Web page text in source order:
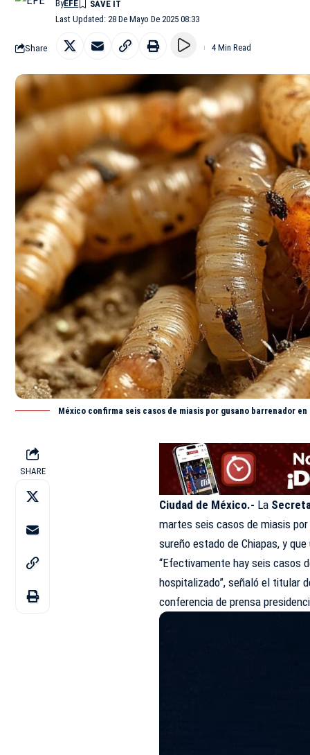
Last Updated: 28 De Mayo De 2025 08:33
ByEFE
Share 4 Min Read
México confirma seis casos de miasis por gusano barrenador en
SHARE
Ciudad de México.- La
martes seis casos de miasis
sureño estado de Chiapas, y
“Efectivamente hay seis casos
hospitalizado”, señaló el titular
conferencia de prensa